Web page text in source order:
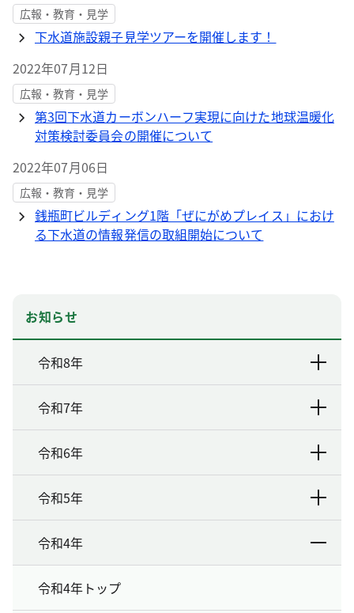
広報・教育・見学
下水道施設親子見学ツアーを開催します！
2022年07月12日
広報・教育・見学
第3回下水道カーボンハーフ実現に向けた地球温暖化
対策検討委員会の開催について
2022年07月06日
広報・教育・見学
銭瓶町ビルディング1階「ぜにがめプレイス」におけ
る下水道の情報発信の取組開始について
お知らせ
令和8年
令和7年
令和6年
令和5年
令和4年
令和4年トップ